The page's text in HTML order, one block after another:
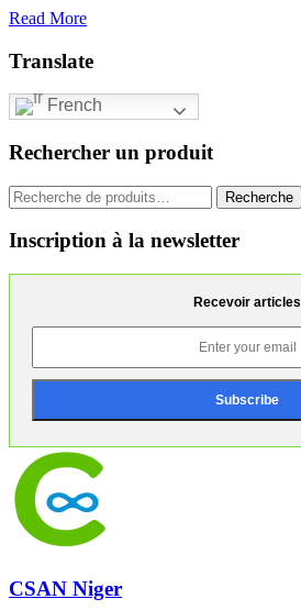
Read More
Translate
French
Rechercher un produit
Recherche
pour :
Recherche
Inscription à la newsletter
Recevoir articles
CSAN Niger